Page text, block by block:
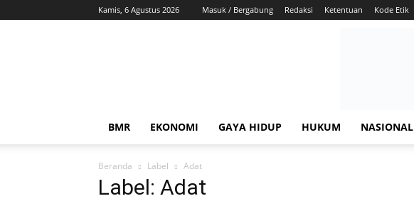
Kamis, 6 Agustus 2026 Masuk / Bergabung Redaksi Ketentuan Kode Etik
BMR EKONOMI GAYA HIDUP HUKUM NASIONAL
Beranda Label Adat
Label: Adat